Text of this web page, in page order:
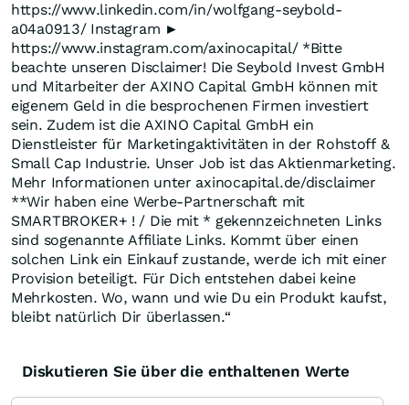
https://www.linkedin.com/in/wolfgang-seybold-
a04a0913/ Instagram ►
https://www.instagram.com/axinocapital/ *Bitte
beachte unseren Disclaimer! Die Seybold Invest GmbH
und Mitarbeiter der AXINO Capital GmbH können mit
eigenem Geld in die besprochenen Firmen investiert
sein. Zudem ist die AXINO Capital GmbH ein
Dienstleister für Marketingaktivitäten in der Rohstoff &
Small Cap Industrie. Unser Job ist das Aktienmarketing.
Mehr Informationen unter axinocapital.de/disclaimer
**Wir haben eine Werbe-Partnerschaft mit
SMARTBROKER+ ! / Die mit * gekennzeichneten Links
sind sogenannte Affiliate Links. Kommt über einen
solchen Link ein Einkauf zustande, werde ich mit einer
Provision beteiligt. Für Dich entstehen dabei keine
Mehrkosten. Wo, wann und wie Du ein Produkt kaufst,
bleibt natürlich Dir überlassen.“
Diskutieren Sie über die enthaltenen Werte